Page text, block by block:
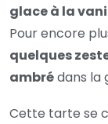
glace à la
Pour encore
quelques
ambrédans la
Cette tarte se